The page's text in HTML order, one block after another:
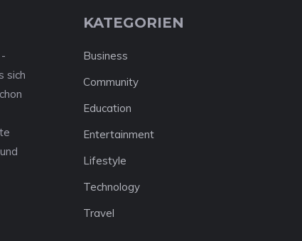
sich
KATEGORIEN
Business
Community
Education
Entertainment
Lifestyle
Technology
Travel